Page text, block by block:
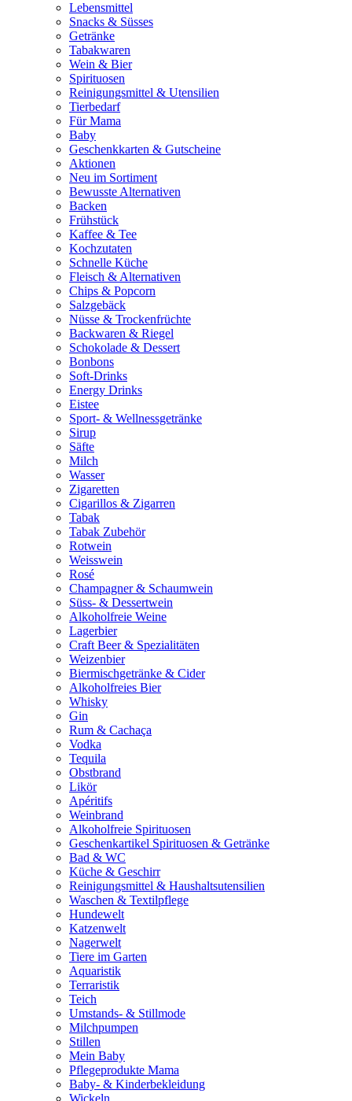
Lebensmittel
Snacks & Süsses
Getränke
Tabakwaren
Wein & Bier
Spirituosen
Reinigungsmittel & Utensilien
Tierbedarf
Für Mama
Baby
Geschenkkarten & Gutscheine
Aktionen
Neu im Sortiment
Bewusste Alternativen
Backen
Frühstück
Kaffee & Tee
Kochzutaten
Schnelle Küche
Fleisch & Alternativen
Chips & Popcorn
Salzgebäck
Nüsse & Trockenfrüchte
Backwaren & Riegel
Schokolade & Dessert
Bonbons
Soft-Drinks
Energy Drinks
Eistee
Sport- & Wellnessgetränke
Sirup
Säfte
Milch
Wasser
Zigaretten
Cigarillos & Zigarren
Tabak
Tabak Zubehör
Rotwein
Weisswein
Rosé
Champagner & Schaumwein
Süss- & Dessertwein
Alkoholfreie Weine
Lagerbier
Craft Beer & Spezialitäten
Weizenbier
Biermischgetränke & Cider
Alkoholfreies Bier
Whisky
Gin
Rum & Cachaça
Vodka
Tequila
Obstbrand
Likör
Apéritifs
Weinbrand
Alkoholfreie Spirituosen
Geschenkartikel Spirituosen & Getränke
Bad & WC
Küche & Geschirr
Reinigungsmittel & Haushaltsutensilien
Waschen & Textilpflege
Hundewelt
Katzenwelt
Nagerwelt
Tiere im Garten
Aquaristik
Terraristik
Teich
Umstands- & Stillmode
Milchpumpen
Stillen
Mein Baby
Pflegeprodukte Mama
Baby- & Kinderbekleidung
Wickeln